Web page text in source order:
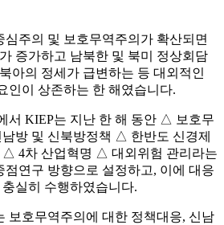
심주의 및 보호무역주의가 확산되면
증가하고 남북한 및 북미 정상회담
아의 정세가 급변하는 등 대외적인
인이 상존하는 한 해였습니다.
서 KIEP는 지난 한 해 동안 △ 보호무
방 및 신북방정책 △ 한반도 신경제
4차 산업혁명 △ 대외위험 관리라는
점연구 방향으로 설정하고, 이에 대응
실히 수행하였습니다.
보호무역주의에 대한 정책대응, 신남